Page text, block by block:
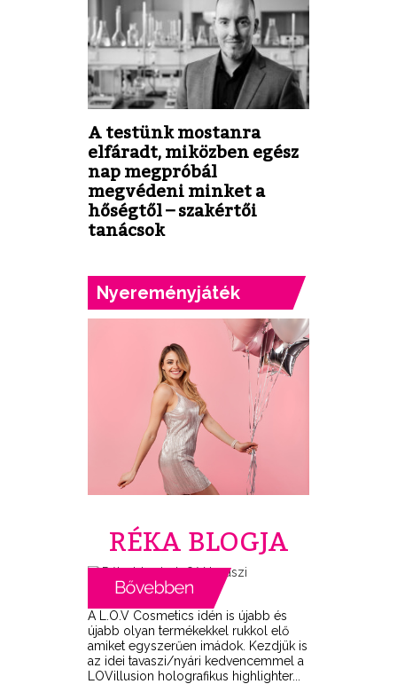
A testünk mostanra
elfáradt, miközben egész
nap megpróbál
megvédeni minket a
hőségtől – szakértői
tanácsok
Nyereményjáték
RÉKA BLOGJA
A L.O.V Cosmetics idén is újabb és
újabb olyan termékekkel rukkol elő
amiket egyszerűen imádok. Kezdjük is
az idei tavaszi/nyári kedvencemmel a
LOVillusion holografikus highlighter...